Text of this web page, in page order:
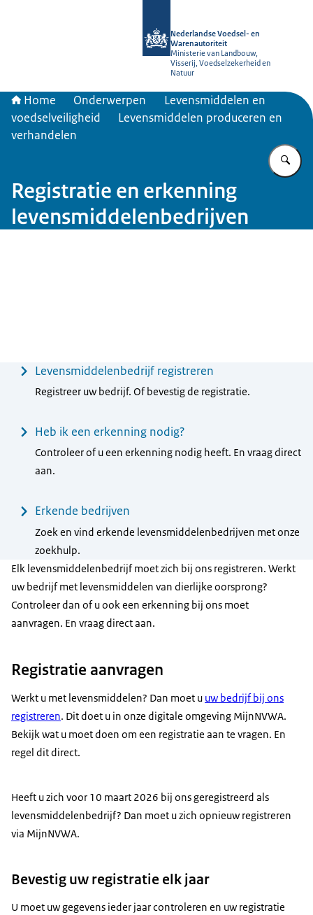
Nederlandse Voedsel- en
Warenautoriteit
Ministerie van Landbouw,
Visserij, Voedselzekerheid en
Natuur
Home Onderwerpen
Levensmiddelen en
voedselveiligheid
Levensmiddelen produceren en
verhandelen
Registratie en erkenning
levensmiddelenbedrijven
MenuLevensmiddelenbedrijf registreren
Registreer uw bedrijf. Of bevestig de registratie.
Heb ik een erkenning nodig?
Controleer of u een erkenning nodig heeft. En vraag direct
aan.
Erkende bedrijven
Zoek en vind erkende levensmiddelenbedrijven met onze
zoekhulp.
Elk levensmiddelenbedrijf moet zich bij ons registreren. Werkt
uw bedrijf met levensmiddelen van dierlijke oorsprong?
Controleer dan of u ook een erkenning bij ons moet
aanvragen. En vraag direct aan.
Registratie aanvragen
Werkt u met levensmiddelen? Dan moet u uw bedrijf bij ons
registreren. Dit doet u in onze digitale omgeving MijnNVWA.
Bekijk wat u moet doen om een registratie aan te vragen. En
regel dit direct.
Heeft u zich voor 10 maart 2026 bij ons geregistreerd als
levensmiddelenbedrijf? Dan moet u zich opnieuw registreren
via MijnNVWA.
Bevestig uw registratie elk jaar
U moet uw gegevens ieder jaar controleren en uw registratie